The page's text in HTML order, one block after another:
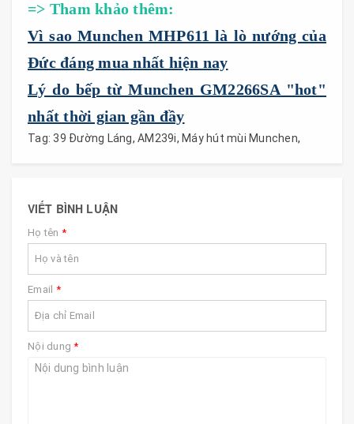
=> Tham khảo thêm:
Vì sao Munchen MHP611 là lò nướng của
Đức đáng mua nhất hiện nay
Lý do bếp từ Munchen GM2266SA "hot"
nhất thời gian gần đầy
Tag: 39 Đường Láng, AM239i, Máy hút mùi Munchen,
VIẾT BÌNH LUẬN
Họ tên *
Email *
Nội dung*